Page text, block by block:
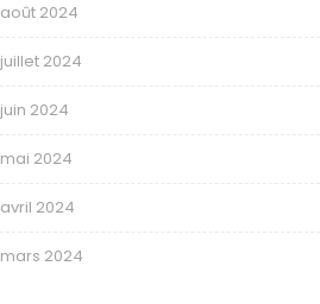
août 2024
juillet 2024
juin 2024
mai 2024
avril 2024
mars 2024